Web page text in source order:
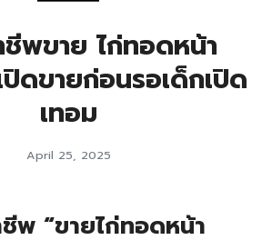
ชีพขาย ไก่ทอดหน้า
ปิดขายก่อนรอเด็กเปิด
เทอม
April 25, 2025
ชีพ “ขายไก่ทอดหน้า